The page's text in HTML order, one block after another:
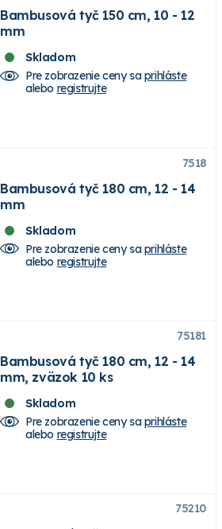
Bambusová tyč 150 cm, 10 - 12
mm
Skladom
Pre zobrazenie ceny saprihláste
alebo registrujte
7518
Bambusová tyč 180 cm, 12 - 14
mm
Skladom
Pre zobrazenie ceny saprihláste
alebo registrujte
75181
Bambusová tyč 180 cm, 12 - 14
mm, zväzok 10 ks
Skladom
Pre zobrazenie ceny saprihláste
alebo registrujte
75210